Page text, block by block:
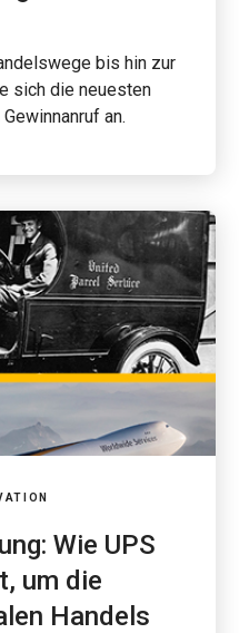
bis hin zur
sich die neuesten
an.
Wie UPS
um die
Handels